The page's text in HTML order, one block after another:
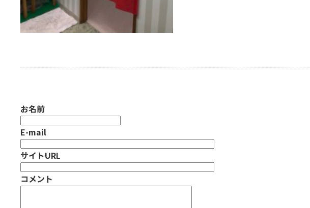
お名前
E-mail
サイトURL
コメント